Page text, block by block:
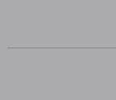
internet ou à
carte microSD -